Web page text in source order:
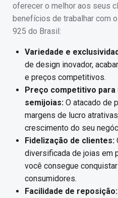
oferecer o melhor aos seus
benefícios de trabalhar com
925 do Brasil:
Variedade e
de design inovador,
e preços competitivos.
Preço competitivo para
semijoias: O atacado de
margens de lucro
crescimento do seu
Fidelização de clientes:
diversificada de joias em
você consegue
consumidores.
Facilidade de reposição: